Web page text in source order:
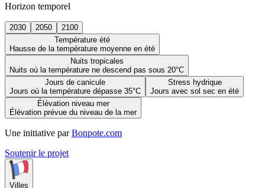
Horizon temporel
2030 2050
2100
Température été
Hausse de la température moyenne en été
Nuits tropicales
Nuits où la température ne descend pas sous 20°C
Jours de canicule
Jours où la température dépasse 35°C
Stress hydrique
Jours avec sol sec en été
Élévation niveau mer
Élévation prévue du niveau de la mer
Une initiative par Bonpote.com
Soutenir le projet
Villes